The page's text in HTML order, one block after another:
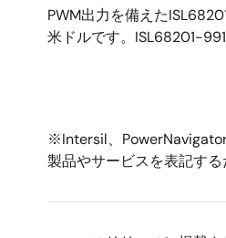
PWM出力を備えた
米ドルです。ISL68201-
※Intersil、
製品やサービスを表記す